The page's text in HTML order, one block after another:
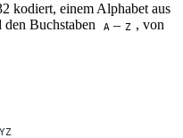
kodiert, einem Alphabet aus
den Buchstaben A – Z , von